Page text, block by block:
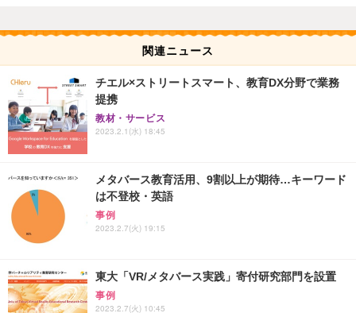
関連ニュース
チエル×ストリートスマート、教育DX分野で業務
提携
教材・サービス
2023.2.1(水) 18:45
メタバース教育活用、9割以上が期待…キーワード
は不登校・英語
事例
2023.2.7(火) 19:15
東大「VR/メタバース実践」寄付研究部門を設置
事例
2023.2.7(火) 10:45